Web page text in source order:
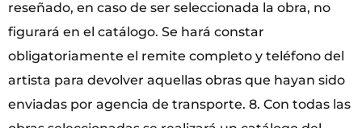
reseñado, en caso de ser seleccionada la obra, no
figurará en el catálogo. Se hará constar
obligatoriamente el remite completo y teléfono del
artista para devolver aquellas obras que hayan sido
enviadas por agencia de transporte. 8. Con todas las